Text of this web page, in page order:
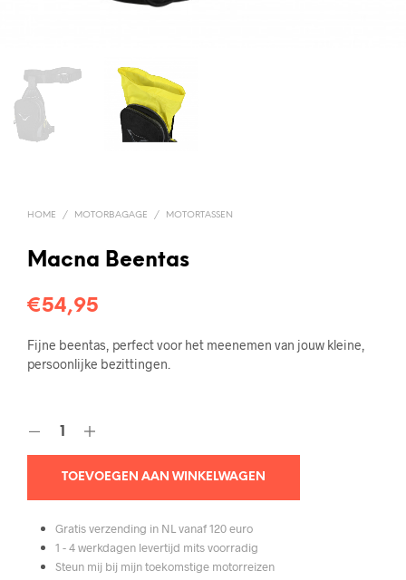
HOME / MOTORBAGAGE / MOTORTASSEN
Macna Beentas
€54,95
Fijne beentas, perfect voor het meenemen van jouw kleine,
persoonlijke bezittingen.
TOEVOEGEN AAN WINKELWAGEN
Gratis verzending in NL vanaf 120 euro
1 - 4 werkdagen levertijd mits voorradig
Steun mij bij mijn toekomstige motorreizen